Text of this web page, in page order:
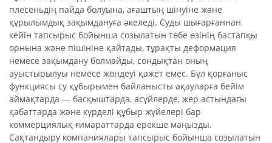
плесеньдің пайда болуына, ағаштың шінуіне және
құрылымдық зақымдануға әкеледі. Суды шығарғаннан
кейін тапсырыс бойынша созылатын төбе өзінің бастапқы
орнына және пішініне қайтады, тұрақты деформация
немесе зақымдану болмайды, сондықтан оның
ауыстырылуы немесе жөндеуі қажет емес. Бұл қорғаныс
функциясы су құбырымен байланысты ақауларға бейім
аймақтарда — басқыштарда, асүйлерде, жер астындағы
қабаттарда және күрделі құбыр жүйелері бар
коммерциялық ғимараттарда ерекше маңызды.
Сақтандыру компаниялары тапсырыс бойынша созылатын